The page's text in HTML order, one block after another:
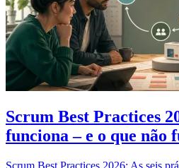
Scrum Best Practices
funciona – e o que não